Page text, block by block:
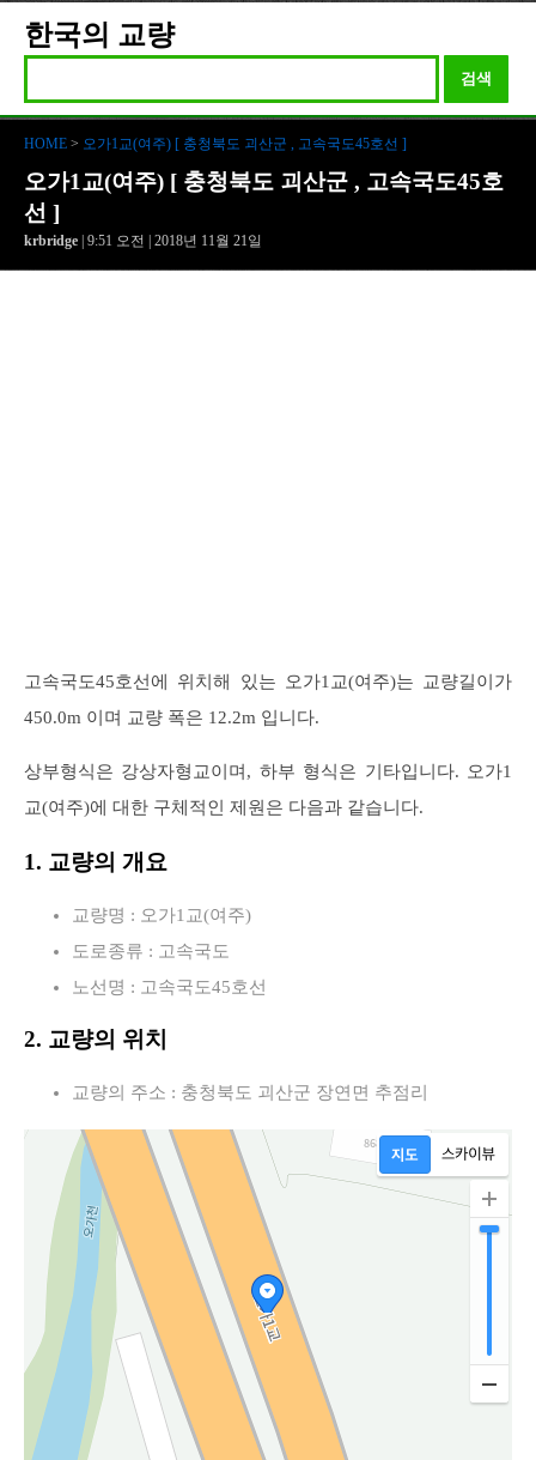
한국의 교량
검색
HOME > 오가1교(여주) [ 충청북도 괴산군 , 고속국도45호선 ]
오가1교(여주) [ 충청북도 괴산군 , 고속국도45호
선 ]
krbridge | 9:51 오전 | 2018년 11월 21일
고속국도45호선에 위치해 있는 오가1교(여주)는 교량길이가
450.0m 이며 교량 폭은 12.2m 입니다.
상부형식은 강상자형교이며, 하부 형식은 기타입니다. 오가1
교(여주)에 대한 구체적인 제원은 다음과 같습니다.
1. 교량의 개요
교량명 : 오가1교(여주)
도로종류 : 고속국도
노선명 : 고속국도45호선
2. 교량의 위치
교량의 주소 : 충청북도 괴산군 장연면 추점리